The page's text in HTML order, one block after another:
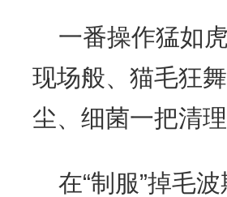
一番操作猛如
现场般、猫毛狂
尘、细菌一把清理
在“制服”掉毛